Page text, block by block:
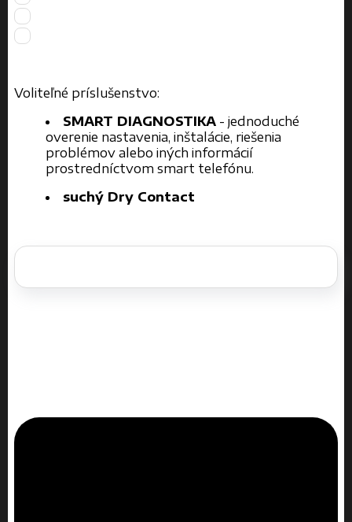
Voliteľné príslušenstvo:
SMART DIAGNOSTIKA - jednoduché
overenie nastavenia, inštalácie, riešenia
problémov alebo iných informácií
prostredníctvom smart telefónu.
suchý Dry Contact